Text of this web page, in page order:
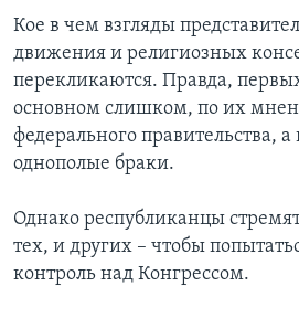
Кое в чем взгляды
движения и религиозных
перекликаются. Правда,
основном слишком, по их
федерального правительства,
однополые браки.
Однако республиканцы
тех, и других – чтобы
контроль над Конгрессом.